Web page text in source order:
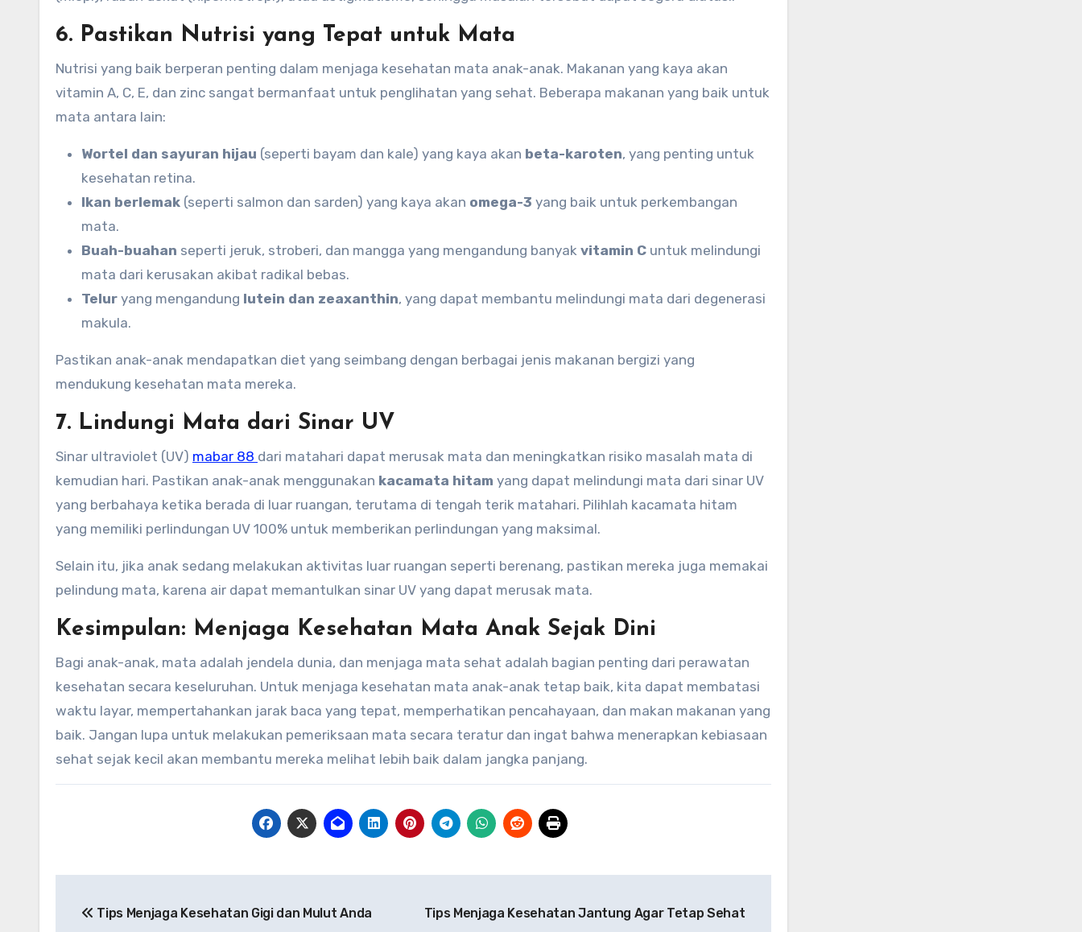
6. Pastikan Nutrisi yang Tepat untuk Mata
Nutrisi yang baik berperan penting dalam menjaga kesehatan mata anak-anak. Makanan yang kaya akan
vitamin A, C, E, dan zinc sangat bermanfaat untuk penglihatan yang sehat. Beberapa makanan yang baik untuk
mata antara lain:
Wortel dan sayuran hijau (seperti bayam dan kale) yang kaya akan beta-karoten, yang penting untuk
kesehatan retina.
Ikan berlemak (seperti salmon dan sarden) yang kaya akan omega-3 yang baik untuk perkembangan
mata.
Buah-buahan seperti jeruk, stroberi, dan mangga yang mengandung banyak vitamin C untuk melindungi
mata dari kerusakan akibat radikal bebas.
Telur yang mengandung lutein dan zeaxanthin, yang dapat membantu melindungi mata dari degenerasi
makula.
Pastikan anak-anak mendapatkan diet yang seimbang dengan berbagai jenis makanan bergizi yang
mendukung kesehatan mata mereka.
7. Lindungi Mata dari Sinar UV
Sinar ultraviolet (UV) mabar 88 dari matahari dapat merusak mata dan meningkatkan risiko masalah mata di
kemudian hari. Pastikan anak-anak menggunakan kacamata hitam yang dapat melindungi mata dari sinar UV
yang berbahaya ketika berada di luar ruangan, terutama di tengah terik matahari. Pilihlah kacamata hitam
yang memiliki perlindungan UV 100% untuk memberikan perlindungan yang maksimal.
Selain itu, jika anak sedang melakukan aktivitas luar ruangan seperti berenang, pastikan mereka juga memakai
pelindung mata, karena air dapat memantulkan sinar UV yang dapat merusak mata.
Kesimpulan: Menjaga Kesehatan Mata Anak Sejak Dini
Bagi anak-anak, mata adalah jendela dunia, dan menjaga mata sehat adalah bagian penting dari perawatan
kesehatan secara keseluruhan. Untuk menjaga kesehatan mata anak-anak tetap baik, kita dapat membatasi
waktu layar, mempertahankan jarak baca yang tepat, memperhatikan pencahayaan, dan makan makanan yang
baik. Jangan lupa untuk melakukan pemeriksaan mata secara teratur dan ingat bahwa menerapkan kebiasaan
sehat sejak kecil akan membantu mereka melihat lebih baik dalam jangka panjang.
pos Tips Menjaga Kesehatan Gigi dan Mulut Anda Tips Menjaga Kesehatan Jantung Agar Tetap Sehat